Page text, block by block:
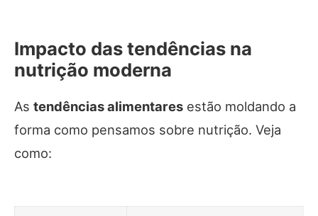
Impacto das tendências na
nutrição moderna
As tendências alimentares estão moldando a
forma como pensamos sobre nutrição. Veja
como: